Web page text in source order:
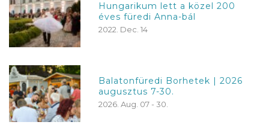
Hungarikum lett a közel 200
éves füredi Anna-bál
2022. Dec. 14
Balatonfüredi Borhetek | 2026
augusztus 7-30.
2026. Aug. 07 - 30.